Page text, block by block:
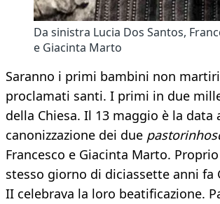
Da sinistra Lucia Dos Santos,
e Giacinta Marto
Saranno i primi bambini non
proclamati santi. I primi in due
della Chiesa. Il 13 maggio è la data
canonizzazione dei due
Francesco e Giacinta Marto.
stesso giorno di diciassette anni fa
II celebrava la loro beatificazione.